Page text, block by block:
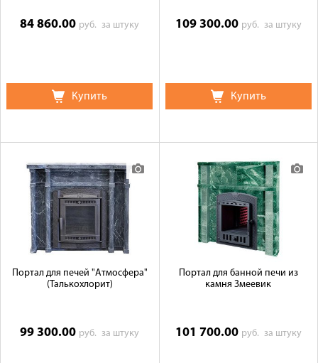
84 860.00 руб.за штуку
Купить
109 300.00 руб. за штуку
Купить
Портал для печей "Атмосфера"
(Талькохлорит)
99 300.00 руб.за штуку
Портал для банной печи из
камня Змеевик
101 700.00 руб. за штуку